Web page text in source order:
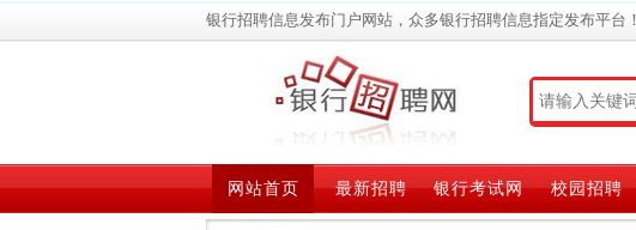
银行招聘信息发布门户网站，众多银行招聘信息指定发布平台！
网站首页 最新招聘 银行考试网 校园招聘